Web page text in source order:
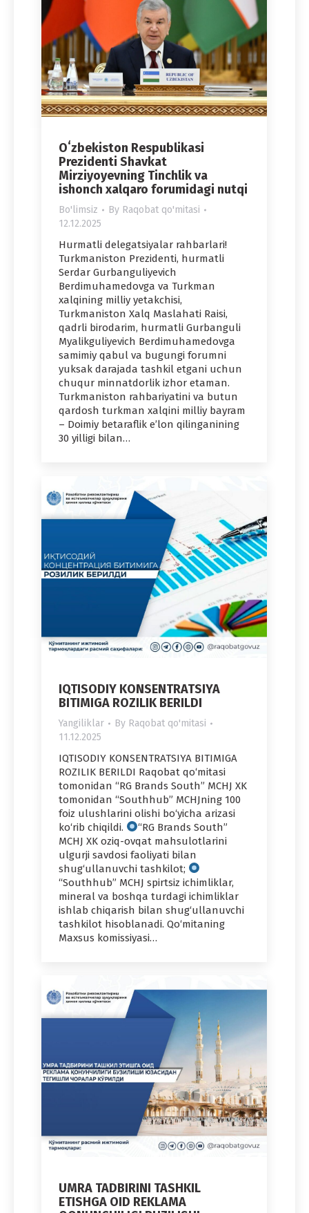
Oʻzbekiston Respublikasi
Prezidenti Shavkat
Mirziyoyevning Tinchlik va
ishonch xalqaro forumidagi nutqi
Bo'limsiz By Raqobat qo'mitasi
12.12.2025
Hurmatli delegatsiyalar rahbarlari!
Turkmaniston Prezidenti, hurmatli
Serdar Gurbanguliyevich
Berdimuhamedovga va Turkman
xalqining milliy yetakchisi,
Turkmaniston Xalq Maslahati Raisi,
qadrli birodarim, hurmatli Gurbanguli
Myalikguliyevich Berdimuhamedovga
samimiy qabul va bugungi forumni
yuksak darajada tashkil etgani uchun
chuqur minnatdorlik izhor etaman.
Turkmaniston rahbariyatini va butun
qardosh turkman xalqini milliy bayram
– Doimiy betaraflik eʼlon qilinganining
30 yilligi bilan…
IQTISODIY KONSENTRATSIYA
BITIMIGA ROZILIK BERILDI
Yangiliklar By Raqobat qo'mitasi
11.12.2025
IQTISODIY KONSENTRATSIYA BITIMIGA
ROZILIK BERILDI Raqobat qo‘mitasi
tomonidan “RG Brands South” MCHJ XK
tomonidan “Southhub” MCHJning 100
foiz ulushlarini olishi bo‘yicha arizasi
ko‘rib chiqildi.
“RG Brands South”
MCHJ XK oziq-ovqat mahsulotlarini
ulgurji savdosi faoliyati bilan
shug‘ullanuvchi tashkilot;
“Southhub” MCHJ spirtsiz ichimliklar,
mineral va boshqa turdagi ichimliklar
ishlab chiqarish bilan shug‘ullanuvchi
tashkilot hisoblanadi. Qo‘mitaning
Maxsus komissiyasi…
UMRA TADBIRINI TASHKIL
ETISHGA OID REKLAMA